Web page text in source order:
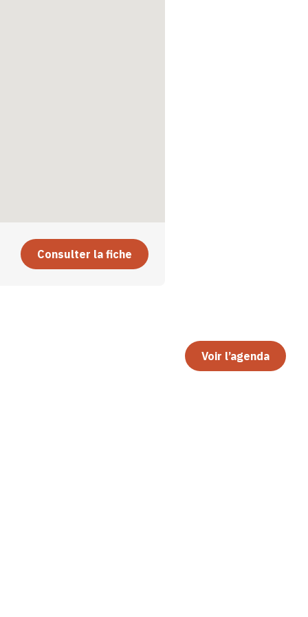
Consulter la fiche
Voir l’agenda